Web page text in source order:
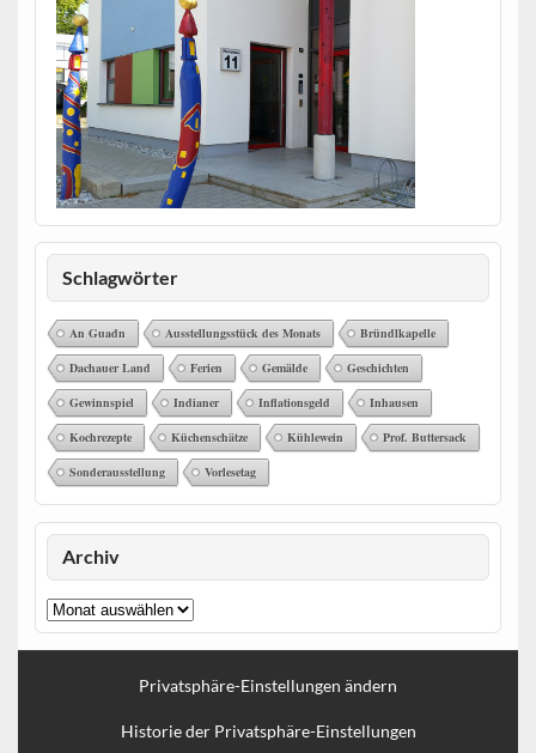
Schlagwörter
An Guadn Ausstellungsstück des Monats Bründlkapelle
Dachauer Land Ferien Gemälde Geschichten
Gewinnspiel Indianer Inflationsgeld Inhausen
Kochrezepte Küchenschätze Kühlewein Prof. Buttersack
Sonderausstellung Vorlesetag
Archiv
Archiv
Privatsphäre-Einstellungen ändern
Historie der Privatsphäre-Einstellungen